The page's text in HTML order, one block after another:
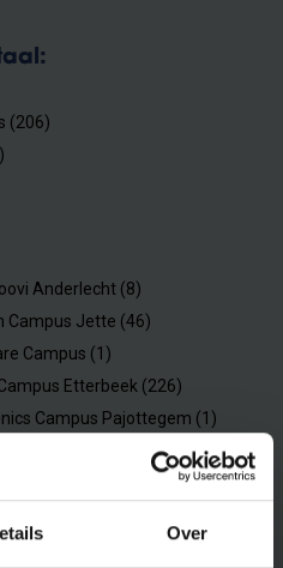
Over
(206)
Anderlecht (8)
Campus Jette (46)
Campus (1)
Etterbeek (226)
Campus Pajottegem (1)